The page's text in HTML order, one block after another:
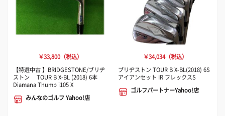
￥33,800（税込）
【特選中古 】BRIDGESTONE/ブリヂ
ストン TOUR B X-BL (2018) 6本
Diamana Thump i105 X
みんなのゴルフ Yahoo!店
￥34,034（税込）
ブリヂストン TOUR B X-BL(2018) 6S
アイアンセット IR フレックスS
ゴルフパートナーYahoo!店